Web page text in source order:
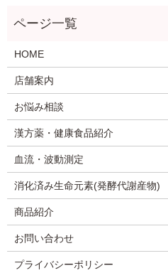
HOME
店舗案内
お悩み相談
漢方薬・健康食品紹介
血流・波動測定
消化済み生命元素(発酵代謝産物)
商品紹介
お問い合わせ
プライバシーポリシー